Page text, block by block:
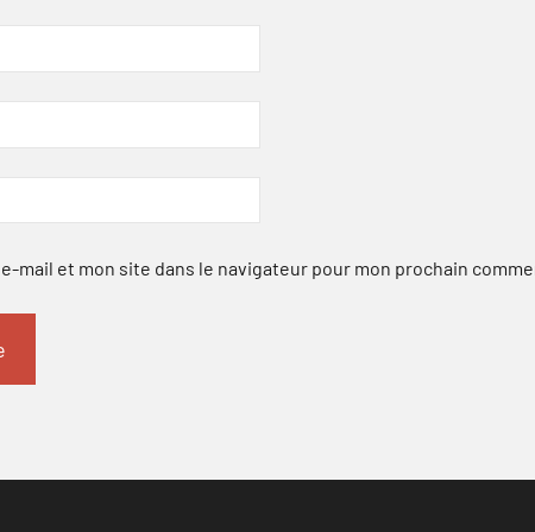
mail et mon site dans le navigateur pour mon prochain